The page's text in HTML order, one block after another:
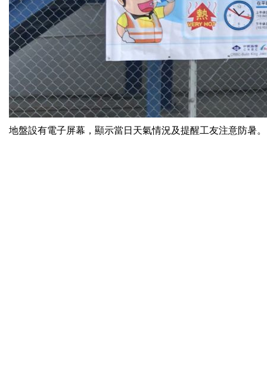
地盤設有電子屏幕，顯示當日天氣情況及提醒工友注意防暑。